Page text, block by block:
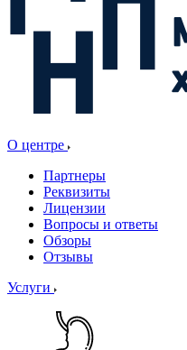
О центре
Партнеры
Реквизиты
Лицензии
Вопросы и ответы
Обзоры
Отзывы
Услуги